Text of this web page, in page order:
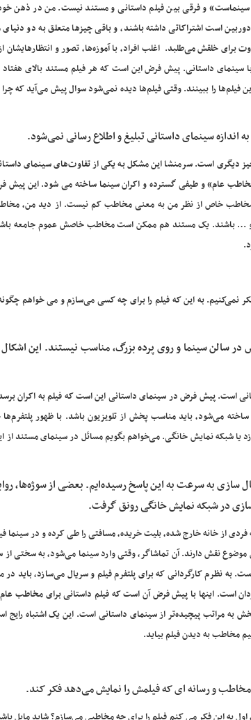
سینماست» و فرقی بین فیلم داستانی و مستند نیست. من در ذهن
دوربین است اشتراکاتی داشته باشند، و باقی چیزها متعلق به دو
برای خلقش می‌طلبد. اغلب افراد، با آموزه‌ها، تصور و انتظارهایشان
سینمای داستانی. پیش فرض این است که هر فیلم مستند بالای
فیلم‌ها را ببینند. وقتی فیلم‌ها دیده نمی‌شود سوال پیش می‌آید که
اندازه سینمای داستانی تبلیغ و اطلاع رسانی نمی‌شود.
دیگری است. سرمنشا این مشکل به یکی از تفاوت‌های سینمای
عام» و طیفی گسترده و اکران سینما ساخته می شود. این پیش
خاص از نظر من به معنی مخاطب کم نیست. از دید من،
و … باشند. یک مستند هم ممکن است مخاطب خاصش عموم جامعه
نمی‌کنیم. به این که فیلم را برای چه کسی می‌سازم و می خواهم
سالن سینما و روی پرده بزرگ، مناسب نیستند. این
است. پیش فرض در سینمای داستانی این است که فیلم به اکران
ساخته می‌شود، باید مناسب پخش از تلویزیون باشد. با ظهور
یا شبکه نمایش خانگی. می‌خواهم بگویم مسائل در سینمای مستند از
سازی به سرعت به این پاسخ رسیده‌ایم. بعضی از سوژه‌ها،
در شبکه نمایش خانگی رونق گرفت.
از خانه خارج شده، بلیت خریده، مسافتی را طی کرده و در سینما
موضوع نقش دارند. آن تماشاگر، وقتی وارد سینما می‌شود، به سختی از
به نظرم کارگردانی که برای پلتفرم فیلم و سریال می‌سازد، باید
است. اینها با پیش فرض آن است که فیلم داستانی برای مخاطب
مراتب پیچیده‌تر از سینمای داستانی است. این یک اشتباه رایج
مخاطب به دیدن فیلم بیاید.
مخاطب و رسانه ای که فیلمش را نمایش می‌دهد فکر کند.